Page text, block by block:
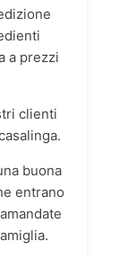
a prezzi
clienti
buona
entrano